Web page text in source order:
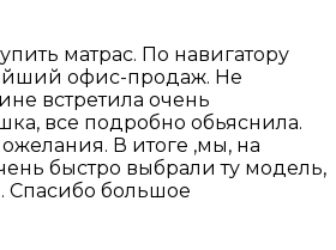
матрас. По навигатору
офис-продаж. Не
встретила очень
все подробно обьяснила.
В итоге ,мы, на
быстро выбрали ту модель,
Спасибо большое